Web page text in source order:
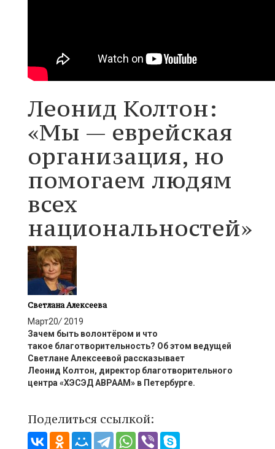
Леонид Колтон:
«Мы — еврейская
организация, но
помогаем людям
всех
национальностей»
Светлана Алексеева
Март20/ 2019
Зачем быть волонтёром и что
такое благотворительность? Об этом ведущей
Светлане Алексеевой рассказывает
Леонид Колтон, директор благотворительного
центра «ХЭСЭД АВРААМ» в Петербурге.
Поделиться ссылкой: